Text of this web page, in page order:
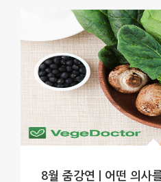
8월 줌강연 | 어떤 의사